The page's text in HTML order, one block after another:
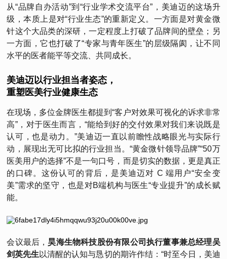
从“品牌自办活动”到“行业学术交流平台”，美迪迈的这场升
级，本质上是对“行业生态”的重新定义。一方面是对黄金微
针这个大品类的深研，一定程度上打破了品牌间的壁垒；另
一方面，它也打破了“专家与青年医生”的层级隔阂，让不同
水平的医者能平等交流、共同成长。
美迪迈以行业担当者姿态，
重塑医美行业健康生态
在现场，多位金牌医生都提到“客户对效果可视化的诉求非常
高”，对于医生而言，“能给到好的交付效果对我们来说既是
认可，也是动力。”美迪迈一直以前瞻性战略眼光与实际行
动，展现出无可比拟的行业担当。“黄金微针领导品牌”“50万
医美用户的选择”不是一句口号，而是切实的数据，更是真正
的口碑。这份认可的背后，是美迪迈对 C 端用户“安全变
美”需求的坚守，也是对B端机构与医生“专业提升”的成长赋
能。
会议最后， 昊海生物科技股份有限公司执行董事兼总经理吴
剑英先生 以清醒的认知与恳切的期许作结：“时至今日，美迪